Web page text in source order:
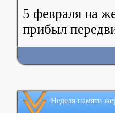
5 февраля на
прибыл
Неделя памяти